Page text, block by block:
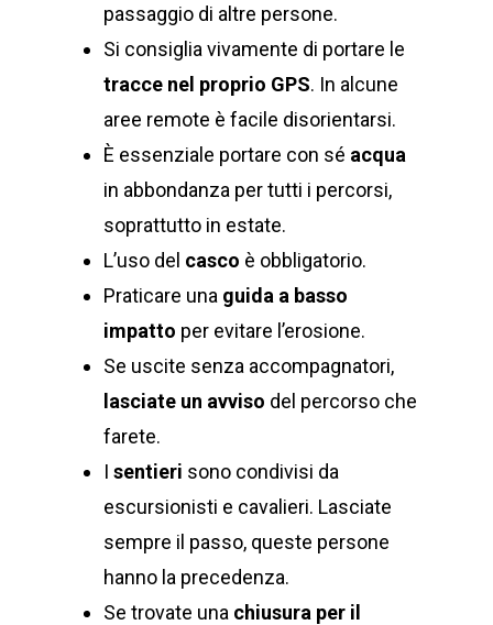
passaggio di altre persone.
Si consiglia vivamente di portare le
tracce nel proprio GPS. In alcune
aree remote è facile disorientarsi.
È essenziale portare con sé acqua
in abbondanza per tutti i percorsi,
soprattutto in estate.
L’uso del casco è obbligatorio.
Praticare una guida a basso
impatto per evitare l’erosione.
Se uscite senza accompagnatori,
lasciate un avviso del percorso che
farete.
I sentieri sono condivisi da
escursionisti e cavalieri. Lasciate
sempre il passo, queste persone
hanno la precedenza.
Se trovate una chiusura per il